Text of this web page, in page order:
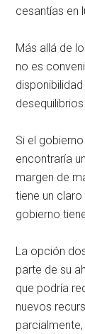
cesantías en
Más allá de
no es
desequilibrios
Si el
encontraría
margen de
tiene un
gobierno
La opción
parte de su
que podría
nuevos